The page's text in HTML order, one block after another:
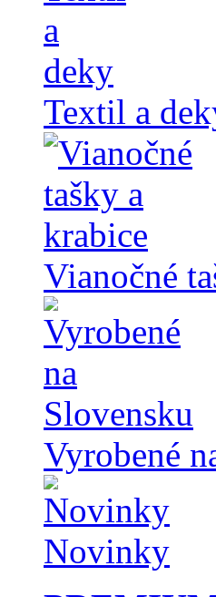
Textil a
Vianočné
Vyrobené
Novinky